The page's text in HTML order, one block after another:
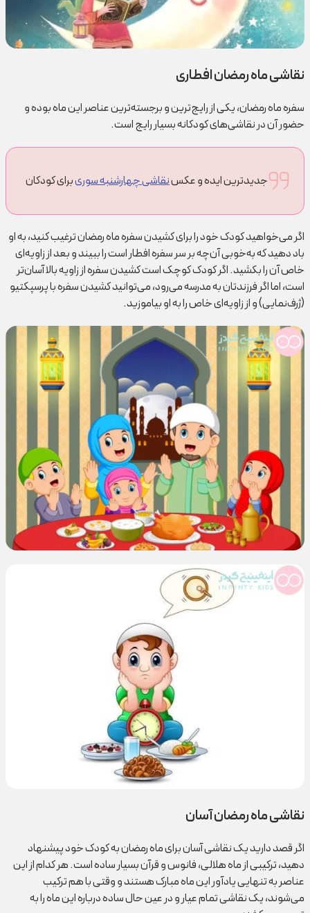
نقاشی ماه رمضان افطاری
سفره ماه رمضان، یکی از رایج‌ترین و برجسته‌ترین عناصر این ماه بوده و
حضور آن در نقاشی‌های کودکانه بسیار رایج است.
جدیدترین ایده و عکسنقاشی چهارشنبه سوریبرای کودکان
اگر می‌خواهید کودک خود را برای کشیدن سفره ماه رمضان ترغیب کنید، به او
باد دهید که به‌خوبی آن‌چه بر سر سفره افطار است را ببیند و بعد از زاویه‌ای
خاص آن را بکشید. اگر کودک کوچک است کشیدن سفره از زاویه بالا آسان‌تر
است، اما اگر فرزندتان به مدرسه می‌رود، می‌توانید کشیدن سفره با پرسپکتیو
(ژرف‌نمایی) و از زاویه‌ای خاص را به او بیاموزید.
نقاشی ماه رمضان آسان
اگر قصد دارید یک نقاشی آسان برای ماه رمضان به کودک خود پیشنهاد
دهید، ترکیبی از ماه هلالی، فانوس و قرآن بسیار ساده است. هر کدام از این
عناصر به تنهایی یادآور این ماه مبارک هستند و وقتی با هم ترکیب
می‌شوند، یک نقاشی تمام عیار و در عین حال ساده درباره این ماه را به